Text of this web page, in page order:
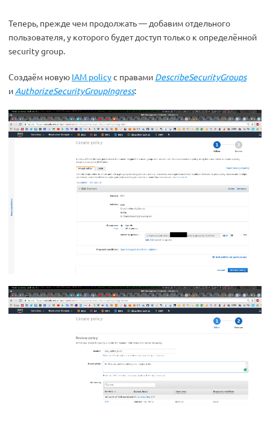
Теперь, прежде чем продолжать — добавим отдельного
пользователя, у которого будет доступ только к определённой
security group.
Создаём новую IAM policyс правами DescribeSecurityGroups
и AuthorizeSecurityGroupIngress: